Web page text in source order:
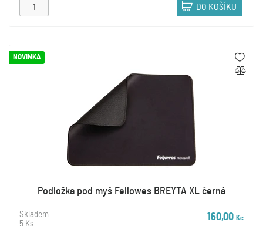
DO KOŠÍKU
NOVINKA
Podložka pod myš Fellowes BREYTA XL černá
Skladem
5 Ks
160,00 Kč